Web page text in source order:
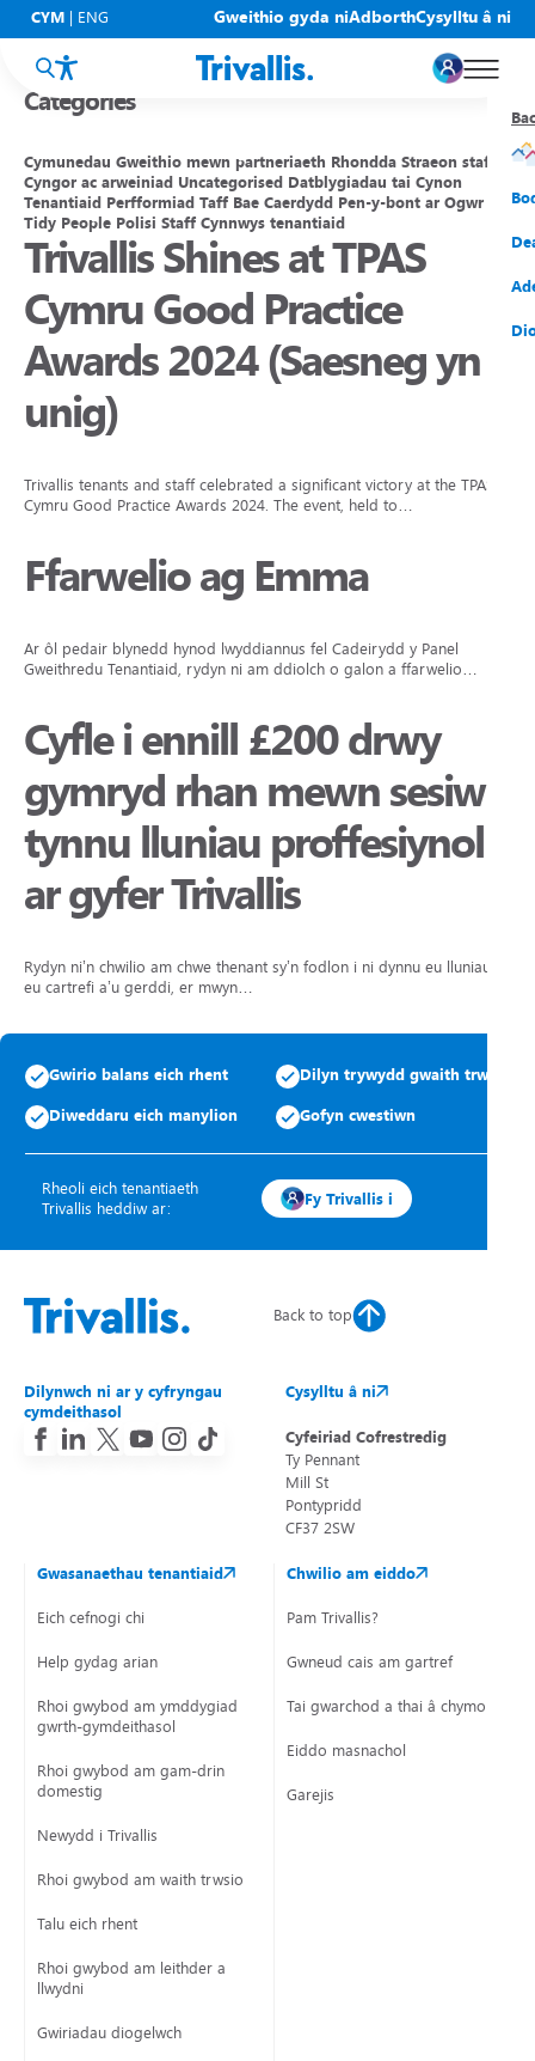
CYM ENG Gweithio gyda niAdborthCysylltu â ni
Blogs
Categories
Cymunedau Gweithio mewn partneriaeth Rhondda Straeon staff
Cyngor ac arweiniad Uncategorised Datblygiadau tai Cynon
Tenantiaid Perfformiad Taff Bae Caerdydd Pen-y-bont ar Ogwr
Tidy People Polisi Staff Cynnwys tenantiaid
Trivallis Shines at TPAS
Cymru Good Practice
Awards 2024 (Saesneg yn
unig)
Trivallis tenants and staff celebrated a significant victory at the TPAS
Cymru Good Practice Awards 2024. The event, held to…
Ffarwelio ag Emma
Ar ôl pedair blynedd hynod lwyddiannus fel Cadeirydd y Panel
Gweithredu Tenantiaid, rydyn ni am ddiolch o galon a ffarwelio…
Cyfle i ennill £200 drwy
gymryd rhan mewn sesiwn
tynnu lluniau proffesiynol
ar gyfer Trivallis
Rydyn ni’n chwilio am chwe thenant sy’n fodlon i ni dynnu eu lluniau yn
eu cartrefi a’u gerddi, er mwyn…
Gwirio balans eich rhent Dilyn trywydd gwaith trwsio
Diweddaru eich manylion Gofyn cwestiwn
Rheoli eich tenantiaeth
Trivallis heddiw ar:
Fy Trivallis i
Back to top
Dilynwch ni ar y cyfryngau
cymdeithasol
Cysylltu â ni
Cyfeiriad Cofrestredig
Ty Pennant
Mill St
Pontypridd
CF37 2SW
Gwasanaethau tenantiaid
Eich cefnogi chi
Help gydag arian
Rhoi gwybod am ymddygiad
gwrth-gymdeithasol
Rhoi gwybod am gam-drin
domestig
Newydd i Trivallis
Rhoi gwybod am waith trwsio
Talu eich rhent
Rhoi gwybod am leithder a
llwydni
Gwiriadau diogelwch
Chwilio am eiddo
Pam Trivallis?
Gwneud cais am gartref
Tai gwarchod a thai â chymorth
Eiddo masnachol
Garejis